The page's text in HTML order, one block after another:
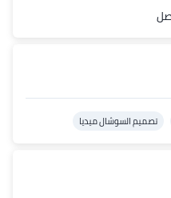
تصميم السوشال ميديا